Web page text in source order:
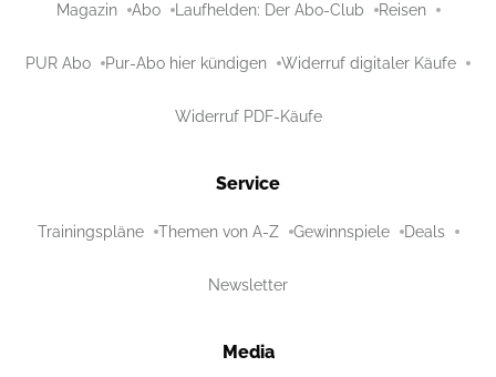
Magazin Abo Laufhelden: Der Abo-Club Reisen
PUR Abo Pur-Abo hier kündigen Widerruf digitaler Käufe
Widerruf PDF-Käufe
Service
Trainingspläne Themen von A-Z Gewinnspiele Deals
Newsletter
Media